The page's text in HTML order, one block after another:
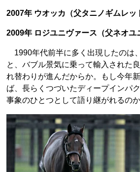
2007年 ウオッカ（父タニノギムレッ
2009年 ロジユニヴァース（父ネオユ
1990年代前半に多く出現したのは
と、バブル景気に乗って輸入された
れ替わりが進んだからか。もし今年
ば、長らくつづいたディープインパ
事象のひとつとして語り継がれるのか